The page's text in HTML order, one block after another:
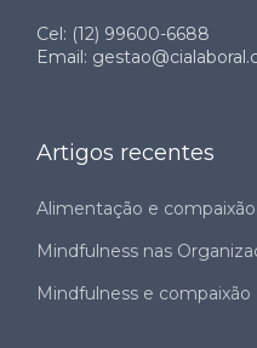
Cel: (12) 99600-6688
Email:
Artigos recentes
Alimentação e
Mindfulness nas
Mindfulness e compaixão